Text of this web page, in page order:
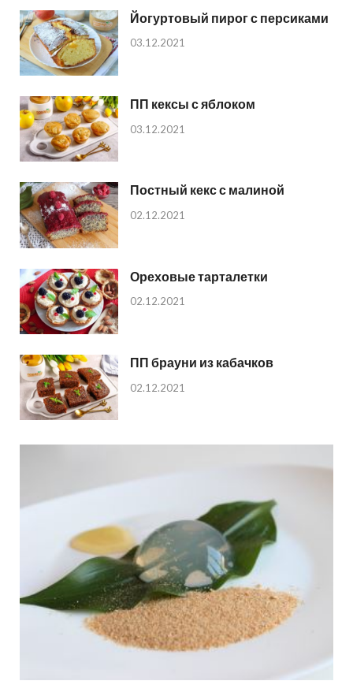
Йогуртовый пирог с персиками
03.12.2021
ПП кексы с яблоком
03.12.2021
Постный кекс с малиной
02.12.2021
Ореховые тарталетки
02.12.2021
ПП брауни из кабачков
02.12.2021